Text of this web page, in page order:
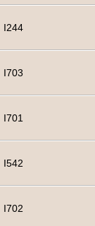
I244
I703
I701
I542
I702